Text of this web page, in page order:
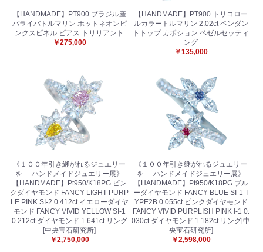
【HANDMADE】PT900 ブラジル産
パライバトルマリン ホットネオンピ
ンクスピネル ピアス トリリアント
￥275,000
【HANDMADE】PT900 トリコロー
ルカラートルマリン 2.02ct ペンダン
トトップ カボション ベゼルセッティ
ング
￥135,000
《１００年引き継がれるジュエリー
を- ハンドメイドジュエリー展》
【HANDMADE】Pt950/K18PG ピン
クダイヤモンド FANCY LIGHT PURP
LE PINK SI-2 0.412ct イエローダイヤ
モンド FANCY VIVID YELLOW SI-1
0.212ct ダイヤモンド 1.641ct リング
[中央宝石研究所]
￥2,750,000
《１００年引き継がれるジュエリー
を- ハンドメイドジュエリー展》
【HANDMADE】Pt950/K18PG ブル
ーダイヤモンド FANCY BLUE SI-1 T
YPE2B 0.055ct ピンクダイヤモンド
FANCY VIVID PURPLISH PINK I-1 0.
030ct ダイヤモンド 1.182ct リング[中
央宝石研究所]
￥2,598,000